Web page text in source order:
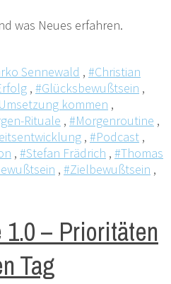
was Neues erfahren.
Sennewald , #Christian
, #Glücksbewußtsein ,
kommen ,
Rituale , #Morgenroutine ,
, #Podcast ,
, #Stefan Frädrich , #Thomas
, #Zielbewußtsein ,
– Prioritäten
Tag